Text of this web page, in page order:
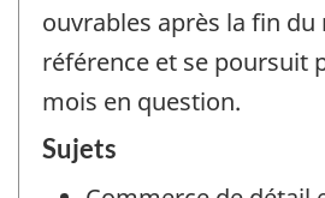
ouvrables après la fin du
référence et se poursuit
mois en question.
Sujets